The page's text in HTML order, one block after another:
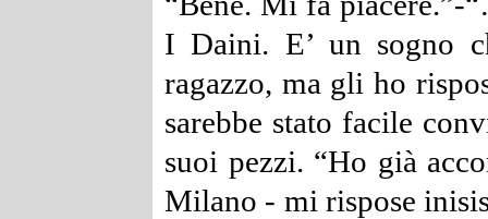
I Daini. E’ un sogno
ragazzo, ma gli ho
sarebbe stato facile
suoi pezzi. “Ho già
Milano - mi rispose